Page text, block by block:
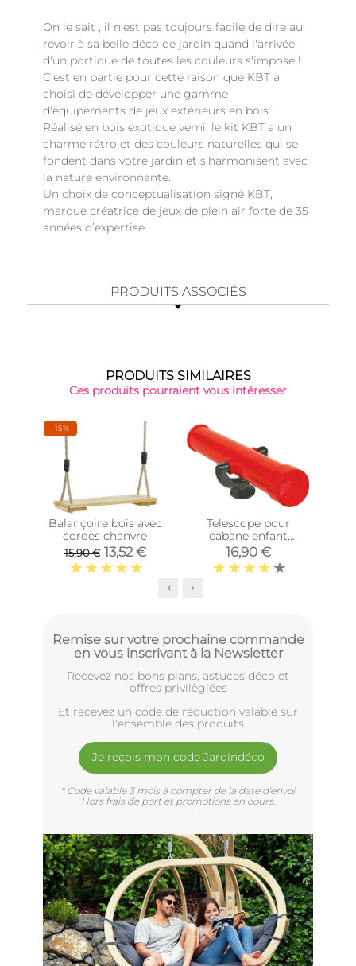
On le sait , il n'est pas toujours facile de dire au
revoir à sa belle déco de jardin quand l'arrivée
d'un portique de toutes les couleurs s'impose !
C'est en partie pour cette raison que KBT a
choisi de développer une gamme
d'équipements de jeux extérieurs en bois.
Réalisé en bois exotique verni, le kit KBT a un
charme rétro et des couleurs naturelles qui se
fondent dans votre jardin et s’harmonisent avec
la nature environnante.
Un choix de conceptualisation signé KBT,
marque créatrice de jeux de plein air forte de 35
années d’expertise.
PRODUITS ASSOCIÉS
PRODUITS SIMILAIRES
Ces produits pourraient vous intéresser
-15%
Balançoire bois avec
cordes chanvre
15,90 € 13,52 €
Telescope pour
cabane enfant
(Rouge/Gris)
16,90 €
Remise sur votre prochaine commande
en vous inscrivant à la Newsletter
Recevez nos bons plans, astuces déco et
offres privilègiées
Et recevez un code de réduction valable sur
l'ensemble des produits
Je reçois mon code Jardindéco
* Code valable 3 mois à compter de la date d'envoi.
Hors frais de port et promotions en cours.